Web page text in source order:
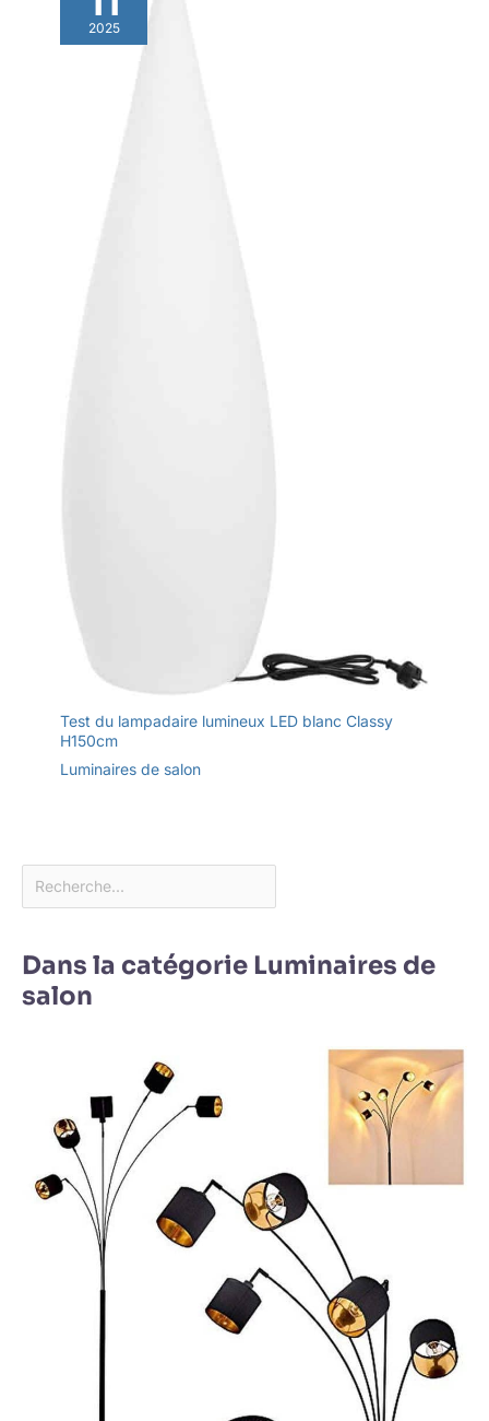
2025
Test du lampadaire lumineux LED blanc Classy
H150cm
Luminaires de salon
Dans la catégorie Luminaires de
salon